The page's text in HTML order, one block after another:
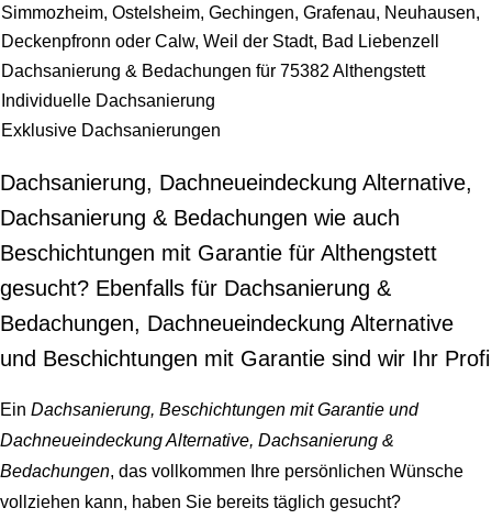
Simmozheim, Ostelsheim, Gechingen, Grafenau, Neuhausen,
Deckenpfronn oder Calw, Weil der Stadt, Bad Liebenzell
Dachsanierung & Bedachungen für 75382 Althengstett
Individuelle Dachsanierung
Exklusive Dachsanierungen
Dachsanierung, Dachneueindeckung Alternative,
Dachsanierung & Bedachungen wie auch
Beschichtungen mit Garantie für Althengstett
gesucht? Ebenfalls für Dachsanierung &
Bedachungen, Dachneueindeckung Alternative
und Beschichtungen mit Garantie sind wir Ihr Profi
Ein Dachsanierung, Beschichtungen mit Garantie und
Dachneueindeckung Alternative, Dachsanierung &
Bedachungen, das vollkommen Ihre persönlichen Wünsche
vollziehen kann, haben Sie bereits täglich gesucht?